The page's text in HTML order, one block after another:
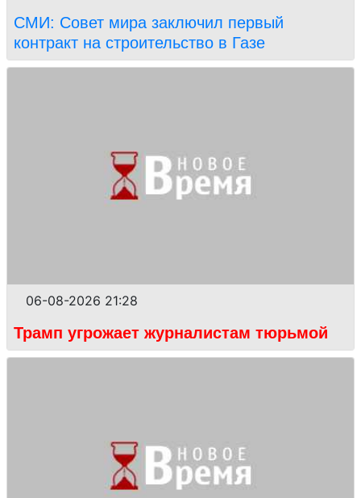
СМИ: Совет мира заключил первый
контракт на строительство в Газе
06-08-2026 21:28
Трамп угрожает журналистам тюрьмой